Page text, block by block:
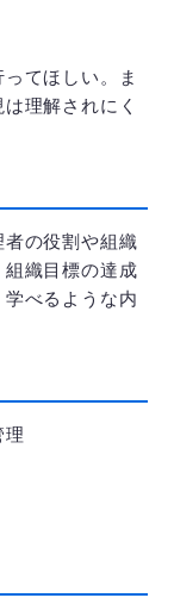
てほしい。ま
理解されにく
者の役割や組織
織目標の達成
べるような内
理